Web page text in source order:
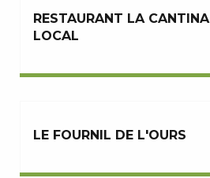
RESTAURANT LA CANTINA
LOCAL
LE FOURNIL DE L'OURS